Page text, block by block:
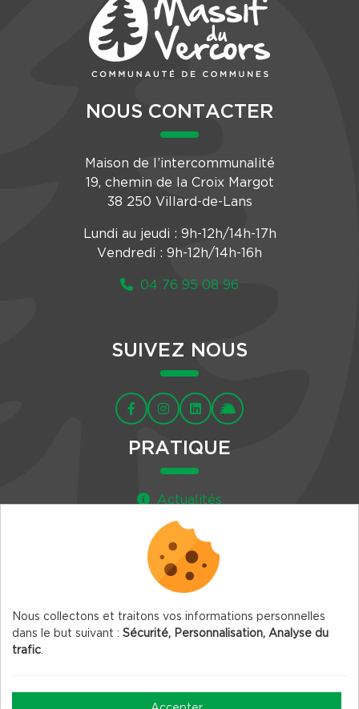
NOUS CONTACTER
Maison de l’intercommunalité
19, chemin de la Croix Margot
38 250 Villard-de-Lans
Lundi au jeudi : 9h-12h/14h-17h
Vendredi : 9h-12h/14h-16h
04 76 95 08 96
SUIVEZ NOUS
PRATIQUE
Actualités
Agenda
Newsletter
Nous collectons et traitons vos informations personnelles
dans le but suivant : Sécurité, Personnalisation, Analyse du
trafic.